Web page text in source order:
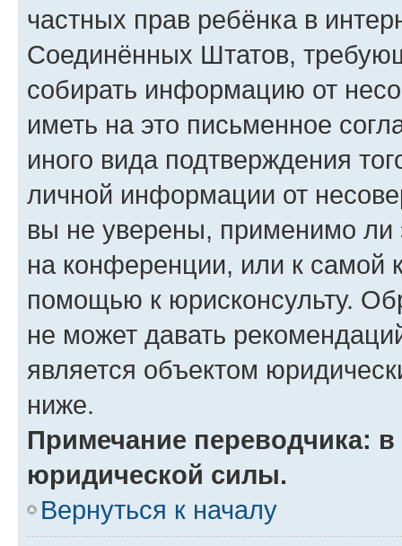
частных прав ребёнка в
Соединённых Штатов,
собирать информацию от
иметь на это письменное
иного вида подтверждения
личной информации от
вы не уверены, применимо ли
на конференции, или к самой
помощью к юрисконсульту.
не может давать
является объектом
ниже.
Примечание переводчика:
юридической силы.
Вернуться к началу